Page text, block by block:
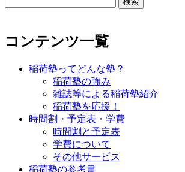
コンテンツ一覧
稲荷塾ってどんな塾？
稲荷塾の強み
雑誌等による稲荷塾紹介
稲荷塾を応援！
時間割・予定表・学費
時間割と予定表
学費について
その他サービス
稲荷塾の参考書